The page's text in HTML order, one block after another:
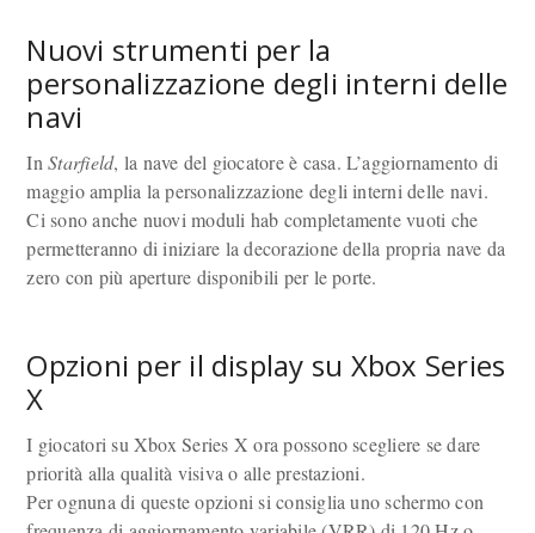
Nuovi strumenti per la
personalizzazione degli interni delle
navi
InStarfield, la nave del giocatore è casa. L’aggiornamento di
maggio amplia la personalizzazione degli interni delle navi.
Ci sono anche nuovi moduli hab completamente vuoti che
permetteranno di iniziare la decorazione della propria nave da
zero con più aperture disponibili per le porte.
Opzioni per il display su Xbox Series
X
I giocatori su Xbox Series X ora possono scegliere se dare
priorità alla qualità visiva o alle prestazioni.
Per ognuna di queste opzioni si consiglia uno schermo con